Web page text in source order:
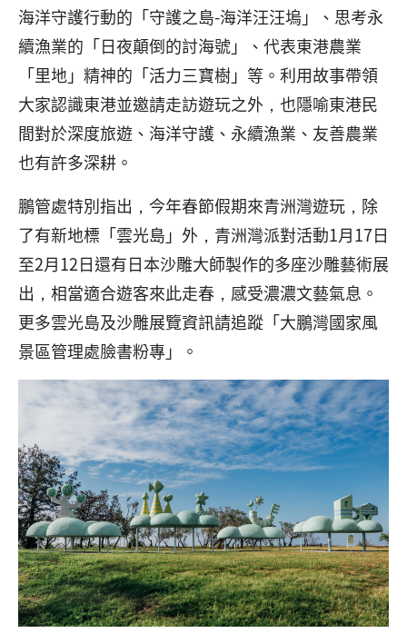
海洋守護行動的「守護之島-海洋汪汪塢」、思考永
續漁業的「日夜顛倒的討海號」、代表東港農業
「里地」精神的「活力三寶樹」等。利用故事帶領
大家認識東港並邀請走訪遊玩之外，也隱喻東港民
間對於深度旅遊、海洋守護、永續漁業、友善農業
也有許多深耕。
鵬管處特別指出，今年春節假期來青洲灣遊玩，除
了有新地標「雲光島」外，青洲灣派對活動1月17日
至2月12日還有日本沙雕大師製作的多座沙雕藝術展
出，相當適合遊客來此走春，感受濃濃文藝氣息。
更多雲光島及沙雕展覽資訊請追蹤「大鵬灣國家風
景區管理處臉書粉專」。